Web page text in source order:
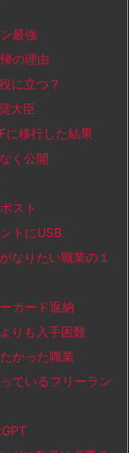
最強
の理由
に立つ？
大臣
移行した結果
く公開
スト
トにUSB
りたい職業の１
カード返納
りも入手困難
かった職業
ているフリーラン